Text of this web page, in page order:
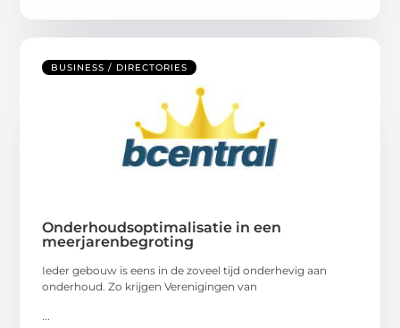
BUSINESS / DIRECTORIES
Onderhoudsoptimalisatie in een
meerjarenbegroting
Ieder gebouw is eens in de zoveel tijd onderhevig aan
onderhoud. Zo krijgen Verenigingen van